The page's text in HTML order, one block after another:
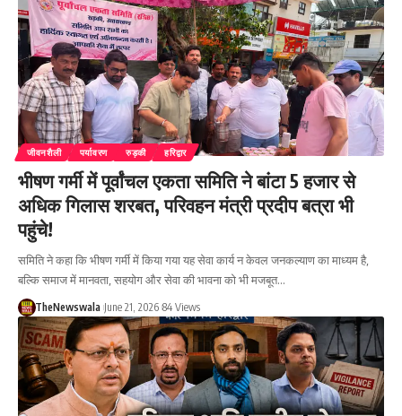
जीवनशैली पर्यावरण रुड़की हरिद्वार
भीषण गर्मी में पूर्वांचल एकता समिति ने बांटा 5 हजार से
अधिक गिलास शरबत, परिवहन मंत्री प्रदीप बत्रा भी
पहुंचे!
समिति ने कहा कि भीषण गर्मी में किया गया यह सेवा कार्य न केवल जनकल्याण का माध्यम है,
बल्कि समाज में मानवता, सहयोग और सेवा की भावना को भी मजबूत…
TheNewswala June 21, 2026 84 Views